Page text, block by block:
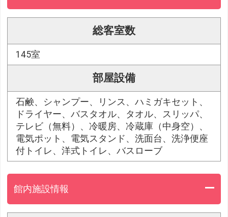
総客室数
145室
部屋設備
石鹸、シャンプー、リンス、ハミガキセット、
ドライヤー、バスタオル、タオル、スリッパ、
テレビ（無料）、冷暖房、冷蔵庫（中身空）、
電気ポット、電気スタンド、洗面台、洗浄便座
付トイレ、洋式トイレ、バスローブ
館内施設情報